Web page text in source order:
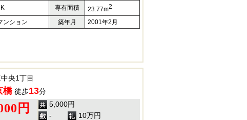
専有面積 23.77m2
ンション 築年月 2001年2月
央1丁目
橋徒歩13分
円
5,000円
-
10万円